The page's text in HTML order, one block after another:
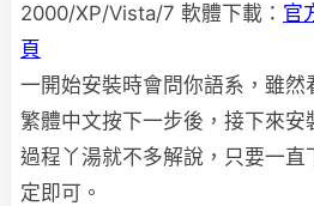
2000/XP/Vista/7 軟體下載： 官
頁
一開始安裝時會問你語系，雖然
繁體中文按下一步後，接下來安
過程丫湯就不多解說，只要一直
定即可。